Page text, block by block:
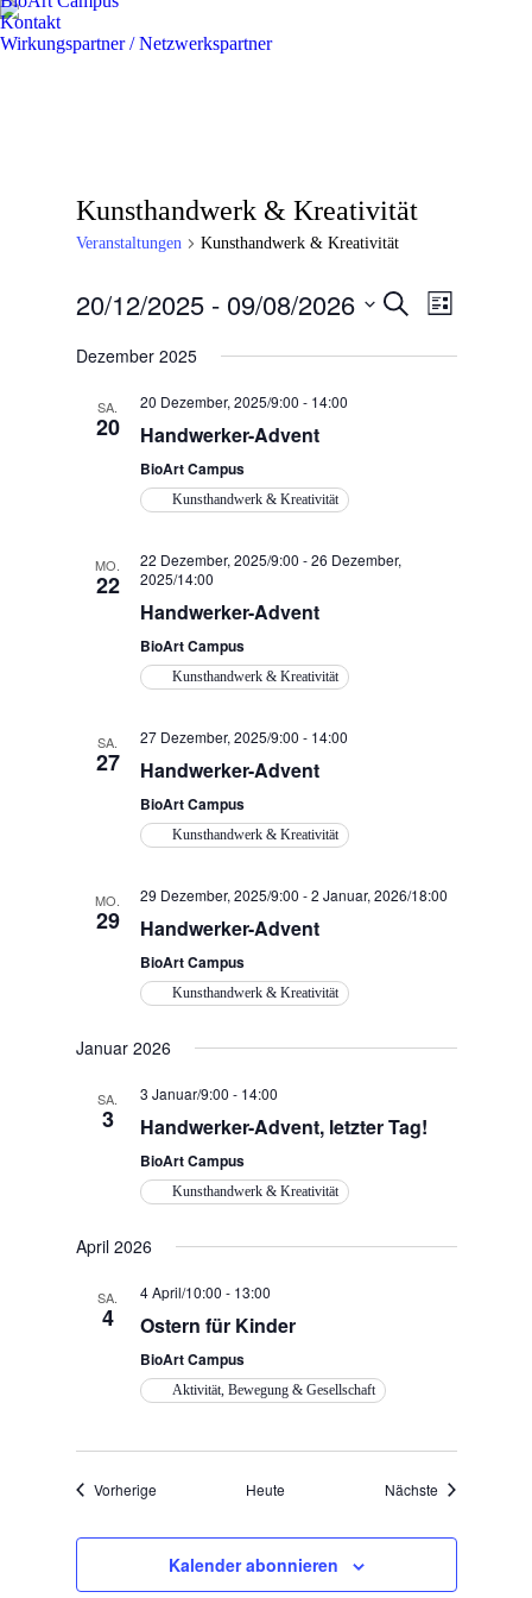
Kontakt
Wirkungspartner / Netzwerkspartner
Kunsthandwerk & Kreativität
Veranstaltungen Kunsthandwerk & Kreativität
und
Suche
Liste
20/12/2025 - 09/08/2026
wählen.
Dezember 2025
SA.
20
20 Dezember, 2025/9:00 - 14:00
Handwerker-Advent
BioArt Campus
Kunsthandwerk & Kreativität
MO.
22
22 Dezember, 2025/9:00 -26 Dezember,
2025/14:00
Handwerker-Advent
BioArt Campus
Kunsthandwerk & Kreativität
SA.
27
27 Dezember, 2025/9:00 - 14:00
Handwerker-Advent
BioArt Campus
Kunsthandwerk & Kreativität
MO.
29
29 Dezember, 2025/9:00 -2 Januar, 2026/18:00
Handwerker-Advent
BioArt Campus
Kunsthandwerk & Kreativität
Januar 2026
SA.
3
3 Januar/9:00 - 14:00
Handwerker-Advent, letzter Tag!
BioArt Campus
Kunsthandwerk & Kreativität
April 2026
SA.
4
4 April/10:00 - 13:00
Ostern für Kinder
BioArt Campus
Aktivität, Bewegung & Gesellschaft
VorherigeVeranstaltungenHeute Nächste
Kalender abonnieren